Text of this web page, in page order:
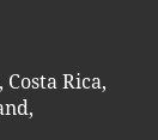
, Costa Rica,
,